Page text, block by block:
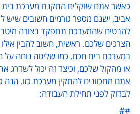
כאשר אתם שוקלים התקנת מערכת בית
אביב, ישנם מספר גורמים חשובים שיש
להבטיח שהמערכת תתפקד בצורה
הצרכים שלכם. ראשית, חשוב להבין אילו
במערכת בית חכם, כמו שליטה נוחה על
או מהקול שלכם, וכיצד זה יכול לשדרג
אתם מתכוונים להתקין מערכת כזו,
לבדוק לפני תחילת העבודה:
##